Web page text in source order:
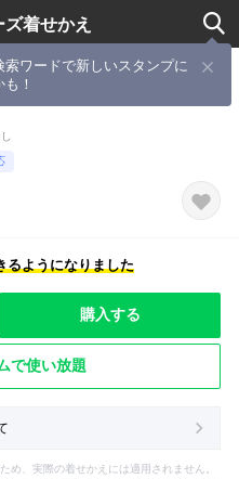
着せかえ
索ワードで新しいスタンプに
！
クテル～
るようになりました
購入する
で使い放題
め、実際の着せかえには適用されません。